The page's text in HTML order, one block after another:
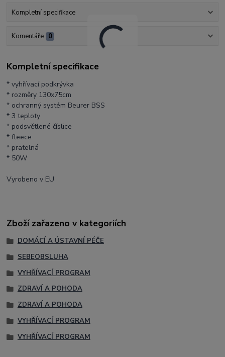
Kompletní specifikace
Komentáře 0
Kompletní specifikace
* vyhřívací podkrývka
* rozměry 130x75cm
* ochranný systém Beurer BSS
* 3 teploty
* podsvětlené číslice
* fleece
* pratelná
* 50W
Vyrobeno v EU
Zboží zařazeno v kategoriích
DOMÁCÍ A ÚSTAVNÍ PÉČE
SEBEOBSLUHA
VYHŘÍVACÍ PROGRAM
ZDRAVÍ A POHODA
ZDRAVÍ A POHODA
VYHŘÍVACÍ PROGRAM
VYHŘÍVACÍ PROGRAM